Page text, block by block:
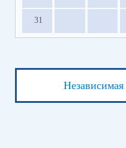
31
Независимая